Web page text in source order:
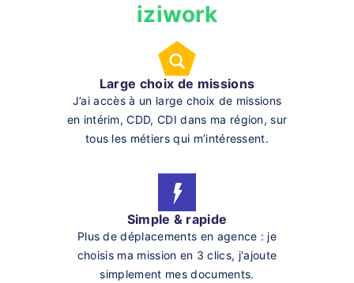
iziwork
Large choix de missions
J’ai accès à un large choix de missions
en intérim, CDD, CDI dans ma région, sur
tous les métiers qui m’intéressent.
Simple & rapide
Plus de déplacements en agence : je
choisis ma mission en 3 clics, j'ajoute
simplement mes documents.